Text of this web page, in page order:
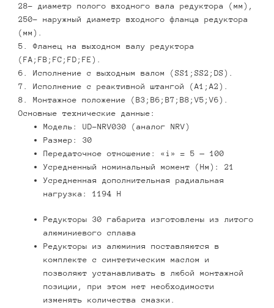
28- диаметр полого входного вала редуктора (мм),
250- наружный диаметр входного фланца редуктора
(мм).
5. Фланец на выходном валу редуктора
(FA;FB;FC;FD;FE).
6. Исполнение с выходным валом (SS1;SS2;DS).
7. Исполнение с реактивной штангой (А1;А2).
8. Монтажное положение (В3;В6;В7;В8;V5;V6).
Основные технические данные:
Модель: UD-NRV030 (аналог NRV)
Размер: 30
Передаточное отношение: «i» = 5 — 100
Усредненный номинальный момент (Нм): 21
Усредненная дополнительная радиальная
нагрузка: 1194 Н
Редукторы 30 габарита изготовлены из литого
алюминиевого сплава
Редукторы из алюминия поставляются в
комплекте с синтетическим маслом и
позволяют устанавливать в любой монтажной
позиции, при этом нет необходимости
изменять количества смазки.